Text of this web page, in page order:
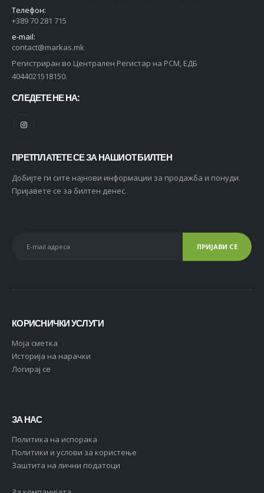
Телефон:
+389 70 281 715
e-mail:
contact@markas.mk
Регистриран во Централен Регистар на РСМ, ЕДБ
4044021518150.
СЛЕДЕТЕ НЕ НА:
ПРЕТПЛАТЕТЕ СЕ ЗА НАШИОТ БИЛТЕН
Добијте ги сите најнови информации за продажба и понуди.
Пријавете се за билтен денес.
КОРИСНИЧКИ УСЛУГИ
Moja сметка
Историја на нарачки
Логирај се
ЗА НАС
Политика на испорака
Политики и услови за користење
Заштита на лични податоци